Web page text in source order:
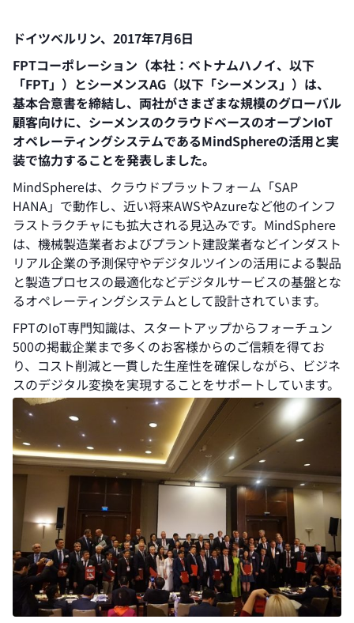
ドイツベルリン、 2017年7月6日
FPTコーポレーション（本社：ベトナムハノイ、以下
「FPT」）とシーメンスAG（以下「シーメンス」）は、
基本合意書を締結し、両社がさまざまな規模のグローバル
顧客向けに、シーメンスのクラウドベースのオープンIoT
オペレーティングシステムであるMindSphereの活用と実
装で協力することを発表しました。
MindSphereは、クラウドプラットフォーム「SAP
HANA」で動作し、近い将来AWSやAzureなど他のインフ
ラストラクチャにも拡大される見込みです。MindSphere
は、機械製造業者およびプラント建設業者などインダスト
リアル企業の予測保守やデジタルツインの活用による製品
と製造プロセスの最適化などデジタルサービスの基盤とな
るオペレーティングシステムとして設計されています。
FPTのIoT専門知識は、スタートアップからフォーチュン
500の掲載企業まで多くのお客様からのご信頼を得てお
り、コスト削減と一貫した生産性を確保しながら、ビジネ
スのデジタル変換を実現することをサポートしています。